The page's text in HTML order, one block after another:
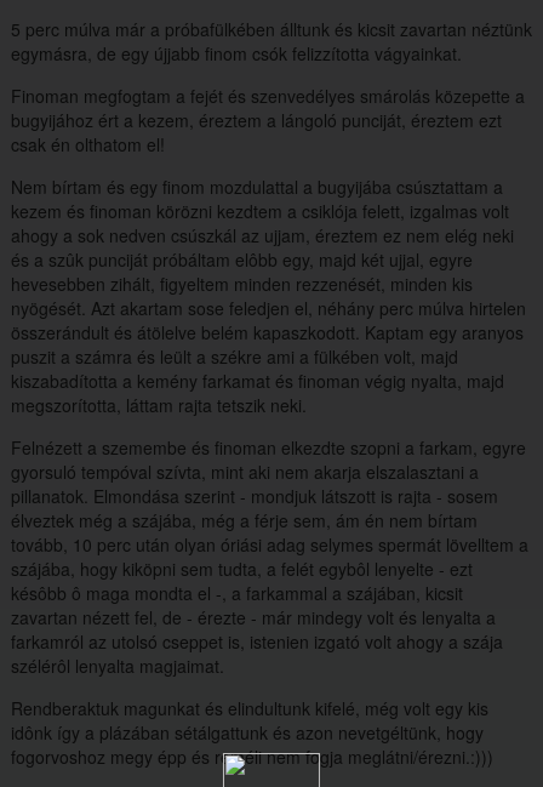
5 perc múlva már a próbafülkében álltunk és kicsit zavartan néztünk
egymásra, de egy újjabb finom csók felizzította vágyainkat.
Finoman megfogtam a fejét és szenvedélyes smárolás közepette a
bugyijához ért a kezem, éreztem a lángoló punciját, éreztem ezt
csak én olthatom el!
Nem bírtam és egy finom mozdulattal a bugyijába csúsztattam a
kezem és finoman körözni kezdtem a csiklója felett, izgalmas volt
ahogy a sok nedven csúszkál az ujjam, éreztem ez nem elég neki
és a szûk punciját próbáltam elôbb egy, majd két ujjal, egyre
hevesebben zihált, figyeltem minden rezzenését, minden kis
nyögését. Azt akartam sose feledjen el, néhány perc múlva hirtelen
összerándult és átölelve belém kapaszkodott. Kaptam egy aranyos
puszit a számra és leült a székre ami a fülkében volt, majd
kiszabadította a kemény farkamat és finoman végig nyalta, majd
megszorította, láttam rajta tetszik neki.
Felnézett a szemembe és finoman elkezdte szopni a farkam, egyre
gyorsuló tempóval szívta, mint aki nem akarja elszalasztani a
pillanatok. Elmondása szerint - mondjuk látszott is rajta - sosem
élveztek még a szájába, még a férje sem, ám én nem bírtam
tovább, 10 perc után olyan óriási adag selymes spermát lövelltem a
szájába, hogy kiköpni sem tudta, a felét egybôl lenyelte - ezt
késôbb ô maga mondta el -, a farkammal a szájában, kicsit
zavartan nézett fel, de - érezte - már mindegy volt és lenyalta a
farkamról az utolsó cseppet is, istenien izgató volt ahogy a szája
szélérôl lenyalta magjaimat.
Rendberaktuk magunkat és elindultunk kifelé, még volt egy kis
idônk így a plázában sétálgattunk és azon nevetgéltünk, hogy
fogorvoshoz megy épp és reméli nem fogja meglátni/érezni.:)))